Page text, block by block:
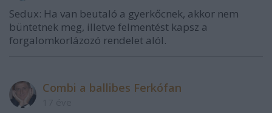
Sedux: Ha van beutaló a gyerkőcnek, akkor nem
büntetnek meg, illetve felmentést kapsz a
forgalomkorlázozó rendelet alól.
Combi a ballibes Ferkófan